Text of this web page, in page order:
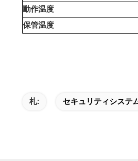
動作温度
保管温度
札: セキュリティシステ